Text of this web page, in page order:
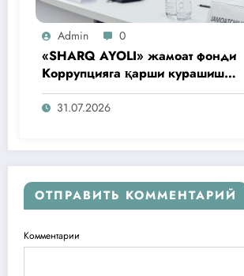
Admin 0
«SHARQ AYOLI» жамоат фонди
Коррупцияга қарши курашиш
агентлигидаги жамоат эшитувида
ташаббусларини тақдим этди
31.07.2026
ОТПРАВИТЬ КОММЕНТАРИЙ
Комментарии